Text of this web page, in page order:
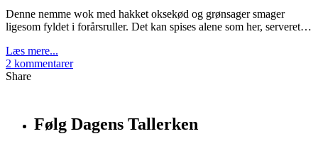
Denne nemme wok med hakket oksekød og grønsager smager
ligesom fyldet i forårsruller. Det kan spises alene som her, serveret…
Læs mere...
2 kommentarer
Share
Følg Dagens Tallerken